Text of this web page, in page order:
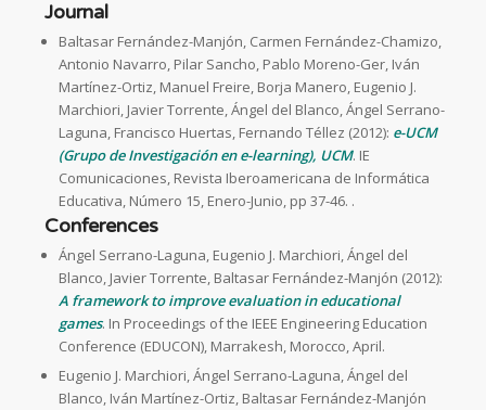
Journal
Baltasar Fernández-Manjón, Carmen Fernández-Chamizo,
Antonio Navarro, Pilar Sancho, Pablo Moreno-Ger, Iván
Martínez-Ortiz, Manuel Freire, Borja Manero, Eugenio J.
Marchiori, Javier Torrente, Ángel del Blanco, Ángel Serrano-
Laguna, Francisco Huertas, Fernando Téllez (2012): e-UCM
(Grupo de Investigación en e-learning), UCM. IE
Comunicaciones, Revista Iberoamericana de Informática
Educativa, Número 15, Enero-Junio, pp 37-46. .
Conferences
Ángel Serrano-Laguna, Eugenio J. Marchiori, Ángel del
Blanco, Javier Torrente, Baltasar Fernández-Manjón (2012):
A framework to improve evaluation in educational
games. In Proceedings of the IEEE Engineering Education
Conference (EDUCON), Marrakesh, Morocco, April.
Eugenio J. Marchiori, Ángel Serrano-Laguna, Ángel del
Blanco, Iván Martínez-Ortiz, Baltasar Fernández-Manjón